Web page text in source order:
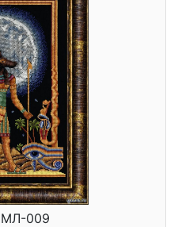
МЛ-009